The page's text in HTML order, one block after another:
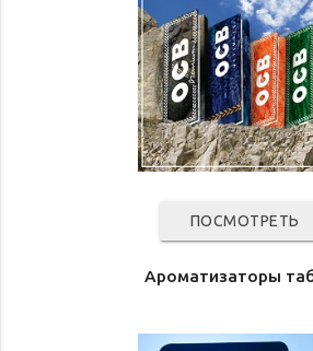
ПОСМОТРЕТЬ
Ароматизаторы